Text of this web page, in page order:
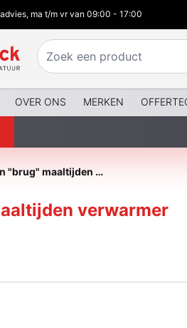
ma t/m vr van 09:00 - 17:00
OVER ONS MERKEN
Steunen "brug" maaltijden verwarmer
verwarmer